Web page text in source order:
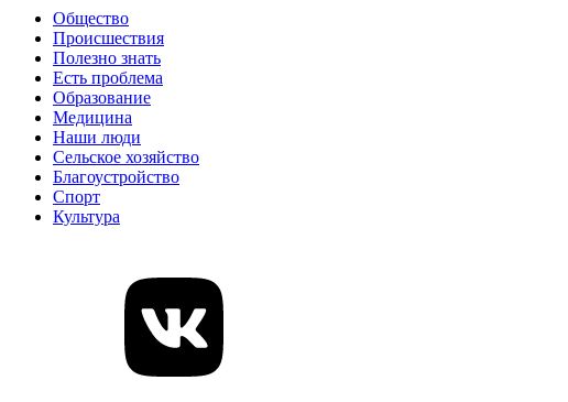
Общество
Происшествия
Полезно знать
Есть проблема
Образование
Медицина
Наши люди
Сельское хозяйство
Благоустройство
Спорт
Культура